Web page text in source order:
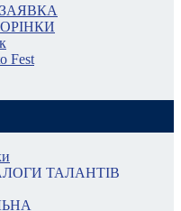
Fest
ТАЛАНТІВ